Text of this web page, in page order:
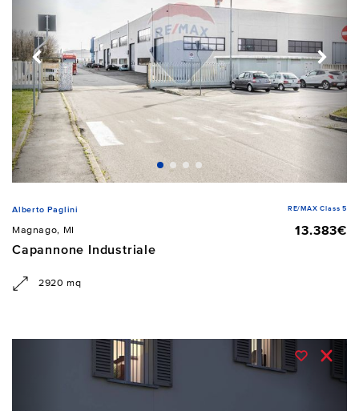
Alberto Paglini RE/MAX Class 5
Magnago, MI
13.383€
Capannone Industriale
2920 mq